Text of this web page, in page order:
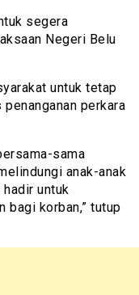
segera
Negeri Belu
untuk tetap
perkara
sama
anak-anak
untuk
bagi korban,” tutup